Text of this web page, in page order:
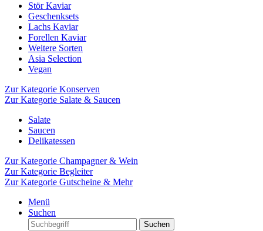
Stör Kaviar
Geschenksets
Lachs Kaviar
Forellen Kaviar
Weitere Sorten
Asia Selection
Vegan
Zur Kategorie Konserven
Zur Kategorie Salate & Saucen
Salate
Saucen
Delikatessen
Zur Kategorie Champagner & Wein
Zur Kategorie Begleiter
Zur Kategorie Gutscheine & Mehr
Menü
Suchen
Suchen